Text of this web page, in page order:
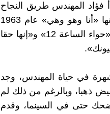
فؤاد المهندس طريق النجاح
والشهرة ليقدم بعدها مجموعة من أهم مسرحياته منها «أنا وهو وهي» عام 1963
و«أنا فين وإنت فين» عام 1968 «سيدتي الجميلة» و«حواء الساعة 12» و«إنها حقا
في حياة المهندس، وجد
ذهبا، وبالرغم من ذلك لم
حتى في السينما، وقدم